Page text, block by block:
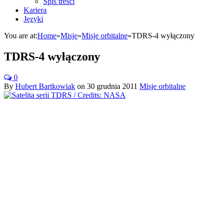
Kariera
Języki
You are at:Home»Misje»Misje orbitalne»TDRS-4 wyłączony
TDRS-4 wyłączony
0
By Hubert Bartkowiak on 30 grudnia 2011 Misje orbitalne